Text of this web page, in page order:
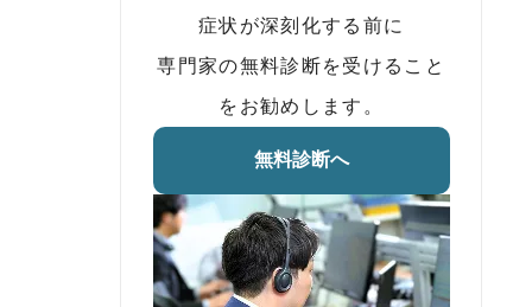
症状が深刻化する前に
専門家の無料診断を受けること
をお勧めします。
無料診断へ